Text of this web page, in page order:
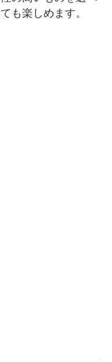
も楽しめます。